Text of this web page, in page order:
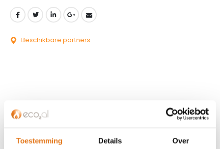
Toestemming Details Over
Beschikbare partners
KLANTENSERVICE
Over ons